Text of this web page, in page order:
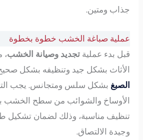
جذاب ومتين.
عملية صباغة الخشب خطوة بخطوة
قبل بدء عمليةتجديد وصيانة الخشب،
الأثاث بشكل جيد وتنظيفه بشكل
الصبغ بشكل سلس ومتجانس. يجب
الأوساخ والشوائب من سطح الخشب
تنظيف مناسبة، وذلك لضمان تشكيل
وجيدة الالتصاق.